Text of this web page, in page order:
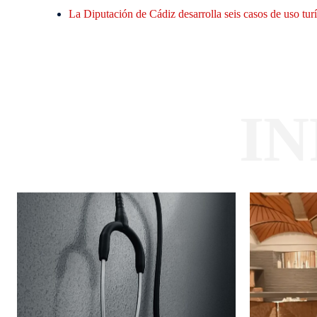
La Diputación de Cádiz desarrolla seis casos de uso